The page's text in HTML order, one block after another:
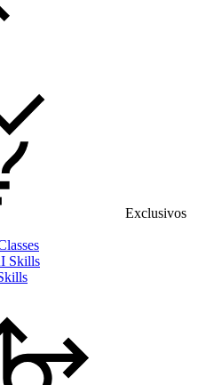
Exclusivos
Skills